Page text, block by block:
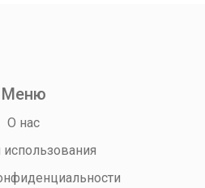
Меню
О нас
использования